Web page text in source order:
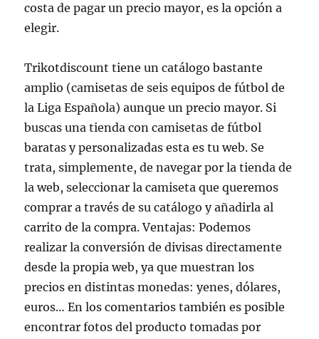
costa de pagar un precio mayor, es la opción a
elegir.
Trikotdiscount tiene un catálogo bastante
amplio (camisetas de seis equipos de fútbol de
la Liga Española) aunque un precio mayor. Si
buscas una tienda con camisetas de fútbol
baratas y personalizadas esta es tu web. Se
trata, simplemente, de navegar por la tienda de
la web, seleccionar la camiseta que queremos
comprar a través de su catálogo y añadirla al
carrito de la compra. Ventajas: Podemos
realizar la conversión de divisas directamente
desde la propia web, ya que muestran los
precios en distintas monedas: yenes, dólares,
euros… En los comentarios también es posible
encontrar fotos del producto tomadas por